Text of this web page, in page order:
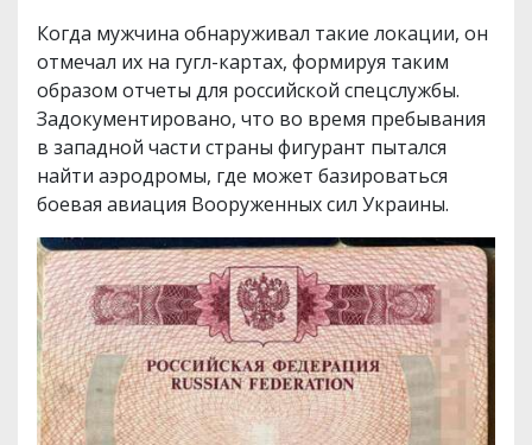
Когда мужчина обнаруживал такие локации, он
отмечал их на гугл-картах, формируя таким
образом отчеты для российской спецслужбы.
Задокументировано, что во время пребывания
в западной части страны фигурант пытался
найти аэродромы, где может базироваться
боевая авиация Вооруженных сил Украины.